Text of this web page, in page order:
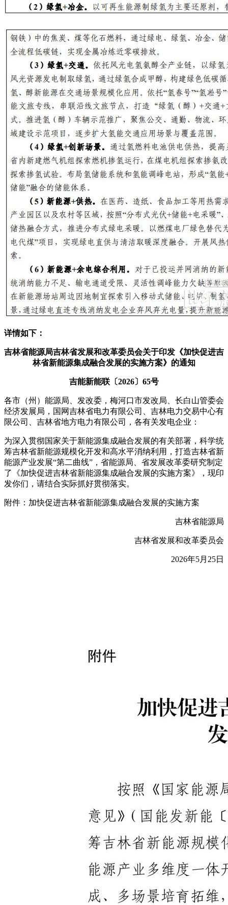
详情如下：
吉林省能源局吉林省发展和改革委员会关于印发《加快促进吉
林省新能源集成融合发展的实施方案》的通知
吉能新能联〔2026〕65号
各市（州）能源局、发改委，梅河口市发改局、长白山管委会
经济发展局，国网吉林省电力有限公司、吉林电力交易中心有
限公司、吉林省地方电力有限公司，各有关发电企业：
为深入贯彻国家关于新能源集成融合发展的有关部署，科学统
筹吉林省新能源规模化开发和高水平消纳利用，打造吉林省新
能源产业发展“第二曲线”，省能源局、省发展改革委研究制定
了《加快促进吉林省新能源集成融合发展的实施方案》，现印
发你们，请结合实际抓好贯彻落实。
附件：加快促进吉林省新能源集成融合发展的实施方案
吉林省能源局
吉林省发展和改革委员会
2026年5月25日